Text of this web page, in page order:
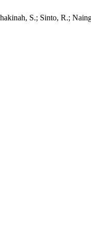
S.; Sinto, R.;